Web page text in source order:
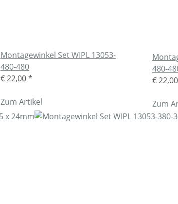
Montagewinkel Set WIPL 13053-
480-480
€ 22,00*
Zum Artikel
480-
€ 22,00
Zum